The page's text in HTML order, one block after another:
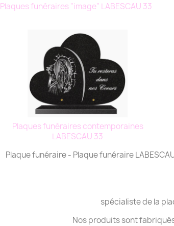
Plaques funéraires "image" LABESCAU 33
Plaques funéraires contemporaines
LABESCAU 33
Plaque funéraire - Plaque funéraire
spécialiste de la
Nos produits sont